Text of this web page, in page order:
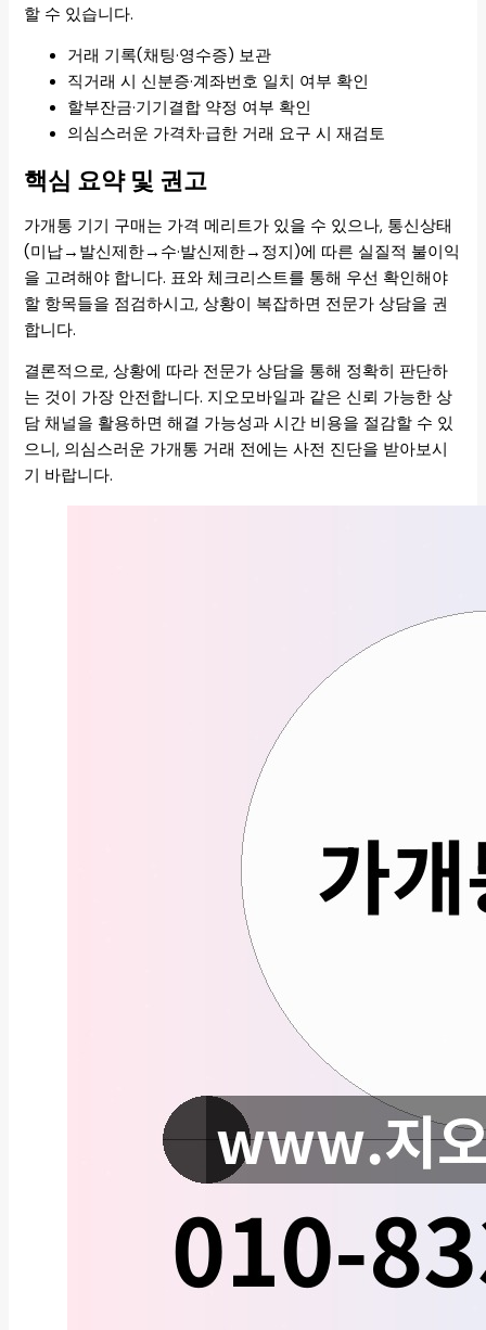
할 수 있습니다.
거래 기록(채팅·영수증) 보관
직거래 시 신분증·계좌번호 일치 여부 확인
할부잔금·기기결합 약정 여부 확인
의심스러운 가격차·급한 거래 요구 시 재검토
핵심 요약 및 권고
가개통 기기 구매는 가격 메리트가 있을 수 있으나, 통신상태
(미납→발신제한→수·발신제한→정지)에 따른 실질적 불이익
을 고려해야 합니다. 표와 체크리스트를 통해 우선 확인해야
할 항목들을 점검하시고, 상황이 복잡하면 전문가 상담을 권
합니다.
결론적으로, 상황에 따라 전문가 상담을 통해 정확히 판단하
는 것이 가장 안전합니다. 지오모바일과 같은 신뢰 가능한 상
담 채널을 활용하면 해결 가능성과 시간 비용을 절감할 수 있
으니, 의심스러운 가개통 거래 전에는 사전 진단을 받아보시
기 바랍니다.